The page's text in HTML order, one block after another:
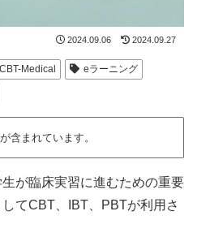
2024.09.06 2024.09.27
CBT-Medical
eラーニング
含まれています。
が臨床実習に進むための重要
てCBT、IBT、PBTが利用さ